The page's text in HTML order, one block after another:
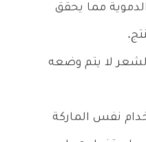
مما يحقق
لا يتم وضعه
نفس الماركة